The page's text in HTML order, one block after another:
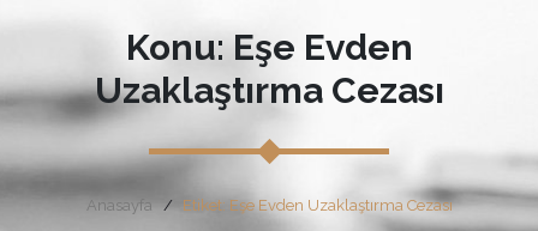
Konu: Eşe Evden
Uzaklaştırma Cezası
Anasayfa Etiket: Eşe Evden Uzaklaştırma Cezası